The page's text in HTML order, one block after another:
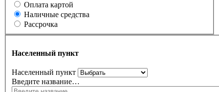
Оплата картой
Наличные средства
Рассрочка
Населенный пункт
Населенный пункт
Введите название…